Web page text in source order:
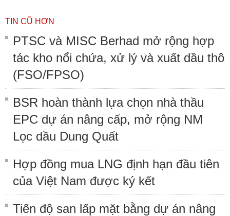
TIN CŨ HƠN
PTSC và MISC Berhad mở rộng hợp
tác kho nổi chứa, xử lý và xuất dầu thô
(FSO/FPSO)
BSR hoàn thành lựa chọn nhà thầu
EPC dự án nâng cấp, mở rộng NM
Lọc dầu Dung Quất
Hợp đồng mua LNG định hạn đầu tiên
của Việt Nam được ký kết
Tiến độ san lấp mặt bằng dự án nâng